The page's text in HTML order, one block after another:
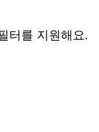
터를 지원해요.